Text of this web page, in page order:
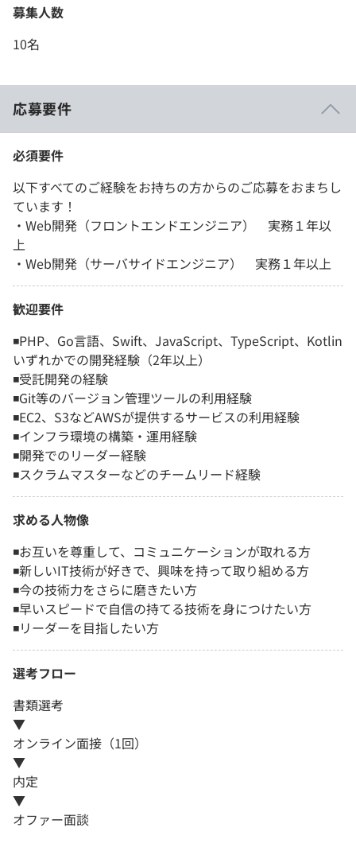
募集人数
10名
応募要件
必須要件
以下すべてのご経験をお持ちの方からのご応募をおまちし
ています！
・Web開発（フロントエンドエンジニア） 実務１年以
上
・Web開発（サーバサイドエンジニア） 実務１年以上
歓迎要件
◾️PHP、Go言語、Swift、JavaScript、TypeScript、Kotlin
いずれかでの開発経験（2年以上）
◾️受託開発の経験
◾️Git等のバージョン管理ツールの利用経験
◾️EC2、S3などAWSが提供するサービスの利用経験
◾️インフラ環境の構築・運用経験
◾️開発でのリーダー経験
◾️スクラムマスターなどのチームリード経験
求める人物像
◾️お互いを尊重して、コミュニケーションが取れる方
◾️新しいIT技術が好きで、興味を持って取り組める方
◾️今の技術力をさらに磨きたい方
◾️早いスピードで自信の持てる技術を身につけたい方
◾️リーダーを目指したい方
選考フロー
書類選考
▼
オンライン面接（1回）
▼
内定
▼
オファー面談